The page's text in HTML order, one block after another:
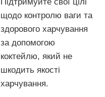
щодо контролю ваги та
здорового харчування
за допомогою
коктейлю, який не
шкодить якості
харчування.